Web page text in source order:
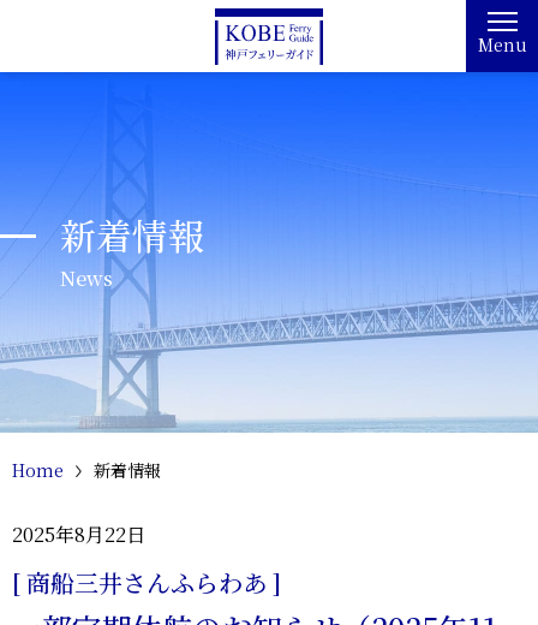
Menu
新着情報
News
Home 新着情報
2025年8月22日
[ 商船三井さんふらわあ ]